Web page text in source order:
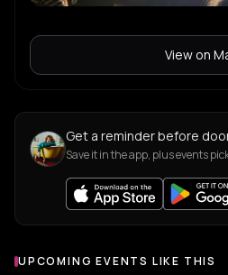
View on
Get a reminder before
Save it in the app, plus events
UPCOMING EVENTS LIKE THIS